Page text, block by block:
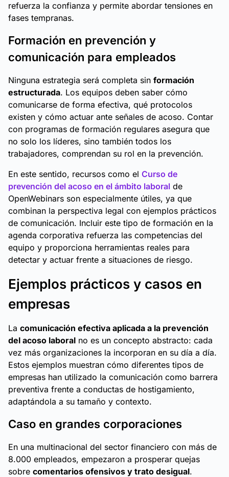
refuerza la confianza y permite abordar tensiones en
fases tempranas.
Formación en prevención y
comunicación para empleados
Ninguna estrategia será completa sin formación
estructurada. Los equipos deben saber cómo
comunicarse de forma efectiva, qué protocolos
existen y cómo actuar ante señales de acoso. Contar
con programas de formación regulares asegura que
no solo los líderes, sino también todos los
trabajadores, comprendan su rol en la prevención.
En este sentido, recursos como el Curso de
prevención del acoso en el ámbito laboral de
OpenWebinars son especialmente útiles, ya que
combinan la perspectiva legal con ejemplos prácticos
de comunicación. Incluir este tipo de formación en la
agenda corporativa refuerza las competencias del
equipo y proporciona herramientas reales para
detectar y actuar frente a situaciones de riesgo.
Ejemplos prácticos y casos en
empresas
La comunicación efectiva aplicada a la prevención
del acoso laboral no es un concepto abstracto: cada
vez más organizaciones la incorporan en su día a día.
Estos ejemplos muestran cómo diferentes tipos de
empresas han utilizado la comunicación como barrera
preventiva frente a conductas de hostigamiento,
adaptándola a su tamaño y contexto.
Caso en grandes corporaciones
En una multinacional del sector financiero con más de
8.000 empleados, empezaron a prosperar quejas
sobre comentarios ofensivos y trato desigual.